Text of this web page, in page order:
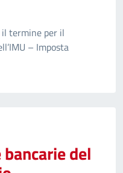
termine per il
– Imposta
del